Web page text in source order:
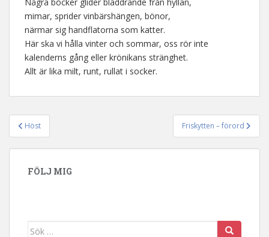
mimar, sprider vinbärshängen, bönor,
närmar sig handflatorna som katter.
Här ska vi hålla vinter och sommar, oss rör inte
kalenderns gång eller krönikans stränghet.
Allt är lika milt, runt, rullat i socker.
Inläggsnavigering
Höst Friskytten – förord
FÖLJ MIG
Sök efter: